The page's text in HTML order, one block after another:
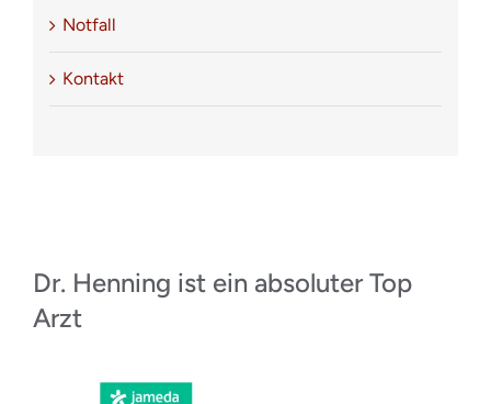
Notfall
Kontakt
Dr. Henning ist ein absoluter Top
Arzt